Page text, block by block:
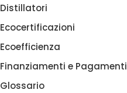
Distillatori
Ecocertificazioni
Ecoefficienza
Finanziamenti e Pagamenti
Glossario